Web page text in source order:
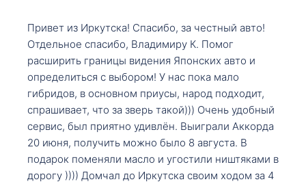
Привет из Иркутска! Спасибо, за честный авто!
Отдельное спасибо, Владимиру К. Помог
расширить границы видения Японских авто и
определиться с выбором! У нас пока мало
гибридов, в основном приусы, народ подходит,
спрашивает, что за зверь такой))) Очень удобный
сервис, был приятно удивлён. Выиграли Аккорда
20 июня, получить можно было 8 августа. В
подарок поменяли масло и угостили ништяками в
дорогу )))) Домчал до Иркутска своим ходом за 4